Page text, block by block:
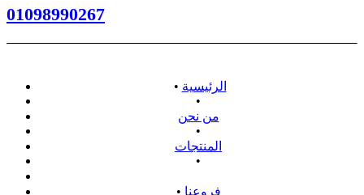
01098990267
• الرئيسية
•
من نحن
•
المنتجات
•
• فروعنا